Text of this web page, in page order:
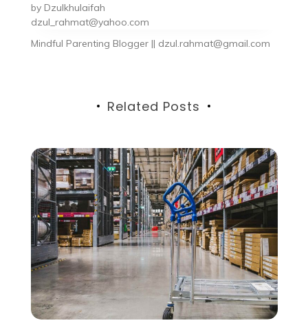
by Dzulkhulaifah
dzul_rahmat@yahoo.com
Mindful Parenting Blogger || dzul.rahmat@gmail.com
Related Posts
Travel & Culinary
May 2, 2025 1 year
Rezeki Penjual Ikan dan Cerita
dari Sudut Komplek
Rezeki penjual ikan, mungkin terdengar seperti judul
dongeng. Tapi nggak, ini bukan dongeng, kok. Ini
hanya cerita kegiatanku di hari Minggu. Malam […]
Read More